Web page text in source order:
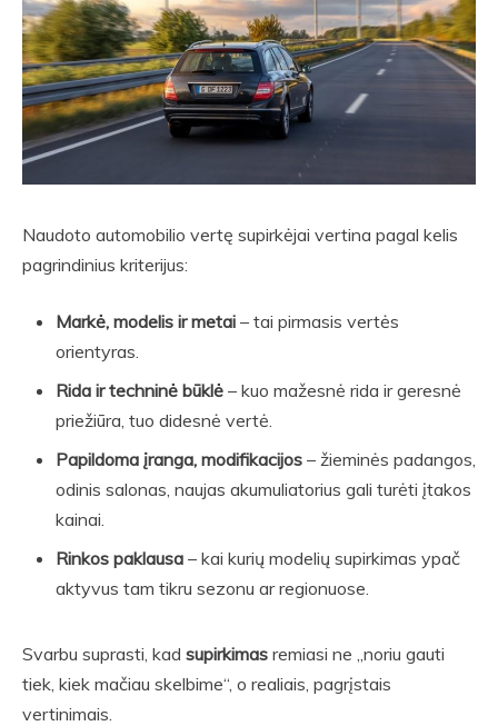
Naudoto automobilio vertę supirkėjai vertina pagal kelis
pagrindinius kriterijus:
Markė, modelis ir metai – tai pirmasis vertės
orientyras.
Rida ir techninė būklė – kuo mažesnė rida ir geresnė
priežiūra, tuo didesnė vertė.
Papildoma įranga, modifikacijos – žieminės padangos,
odinis salonas, naujas akumuliatorius gali turėti įtakos
kainai.
Rinkos paklausa – kai kurių modelių supirkimas ypač
aktyvus tam tikru sezonu ar regionuose.
Svarbu suprasti, kad supirkimas remiasi ne „noriu gauti
tiek, kiek mačiau skelbime“, o realiais, pagrįstais
vertinimais.